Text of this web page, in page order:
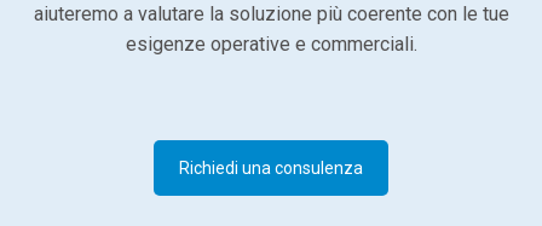
aiuteremo a valutare la soluzione più coerente con le tue
esigenze operative e commerciali.
Richiedi una consulenza